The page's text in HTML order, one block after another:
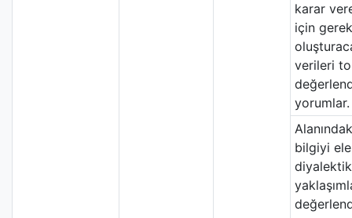
karar
için
verileri
yorumlar.
bilgiyi